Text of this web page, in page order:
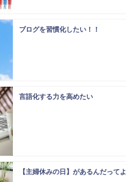
ブログを習慣化したい！！
言語化する力を高めたい
【主婦休みの日】があるんだってよ